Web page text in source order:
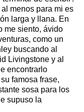
al menos para mi es
larga y llana. En
me siento, ávido
como un
buscando al
Livingstone y al
encontrarlo
famosa frase,
sosa para los
supuso la